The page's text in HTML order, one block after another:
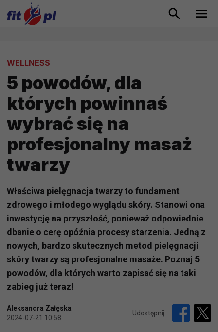
WELLNESS
5 powodów, dla
których powinnaś
wybrać się na
profesjonalny masaż
twarzy
Właściwa pielęgnacja twarzy to fundament
zdrowego i młodego wyglądu skóry. Stanowi ona
inwestycję na przyszłość, ponieważ odpowiednie
dbanie o cerę opóźnia procesy starzenia. Jedną z
nowych, bardzo skutecznych metod pielęgnacji
skóry twarzy są profesjonalne masaże. Poznaj 5
powodów, dla których warto zapisać się na taki
zabieg już teraz!
Aleksandra Załęska
2024-07-21 10:58
Udostępnij